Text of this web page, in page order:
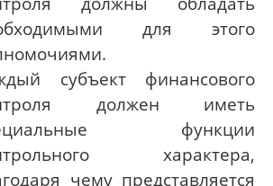
для этого
субъект финансового
должен иметь
функции
характера,
чему представляется